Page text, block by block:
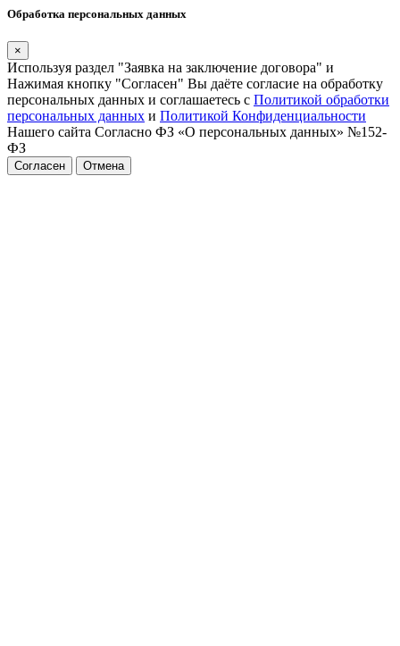
Обработка персональных данных
×
Используя раздел "Заявка на заключение договора" и
Нажимая кнопку "Согласен" Вы даёте согласие на обработку
персональных данных и соглашаетесь с Политикой обработки
персональных данных и Политикой Конфиденциальности
Нашего сайта Согласно ФЗ «О персональных данных» №152-
ФЗ
Согласен Отмена